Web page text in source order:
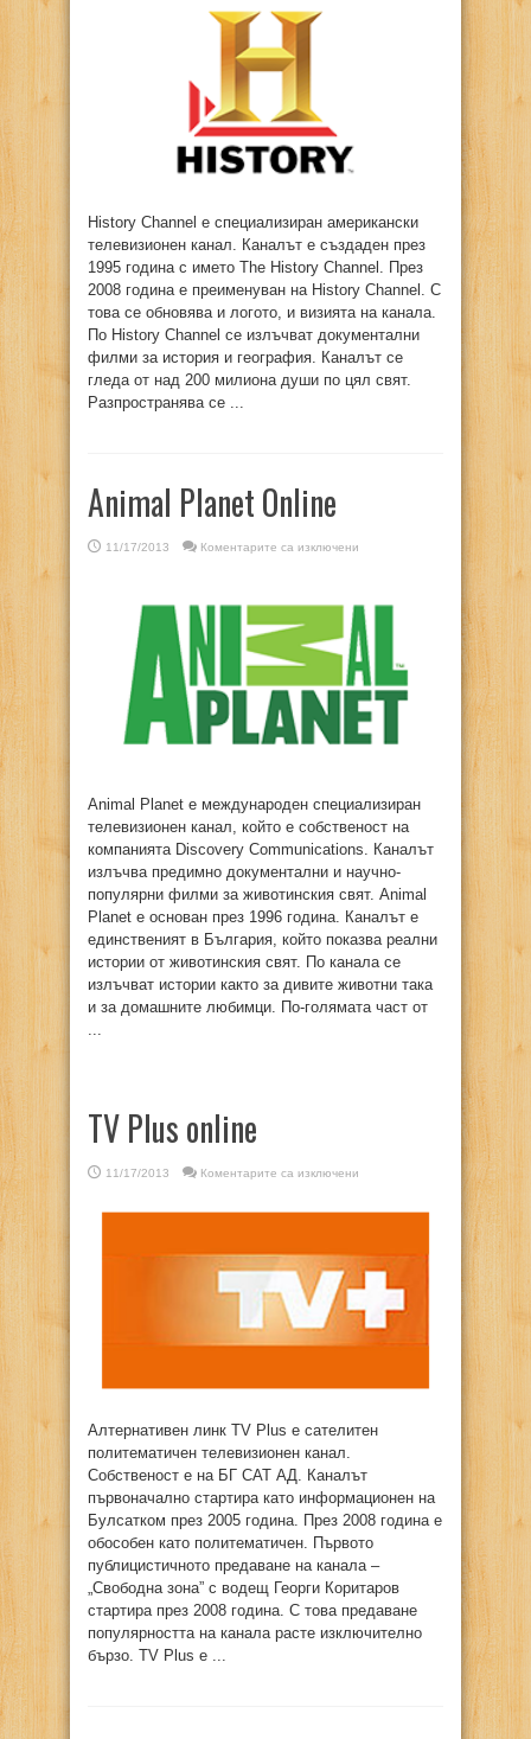
History Channel е специализиран американски
телевизионен канал. Каналът е създаден през
1995 година с името The History Channel. През
2008 година е преименуван на History Channel. С
това се обновява и логото, и визията на канала.
По History Channel се излъчват документални
филми за история и география. Каналът се
гледа от над 200 милиона души по цял свят.
Разпространява се ...
Animal Planet Online
11/17/2013 Коментарите са изключени
Animal Planet е международен специализиран
телевизионен канал, който е собственост на
компанията Discovery Communications. Каналът
излъчва предимно документални и научно-
популярни филми за животинския свят. Animal
Planet е основан през 1996 година. Каналът е
единственият в България, който показва реални
истории от животинския свят. По канала се
излъчват истории както за дивите животни така
и за домашните любимци. По-голямата част от
TV Plus online
11/17/2013 Коментарите са изключени
online
Алтернативен линк TV Plus е сателитен
политематичен телевизионен канал.
Собственост е на БГ САТ АД. Каналът
първоначално стартира като информационен на
Булсатком през 2005 година. През 2008 година е
обособен като политематичен. Първото
публицистичното предаване на канала –
„Свободна зона” с водещ Георги Коритаров
стартира през 2008 година. С това предаване
популярността на канала расте изключително
бързо. TV Plus е ...